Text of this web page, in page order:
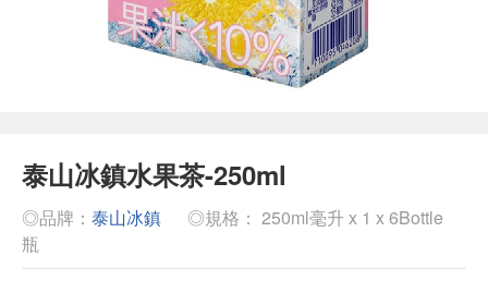
泰山冰鎮水果茶-250ml
◎品牌： 泰山冰鎮
◎規格： 250ml毫升 x 1 x 6Bottle
瓶